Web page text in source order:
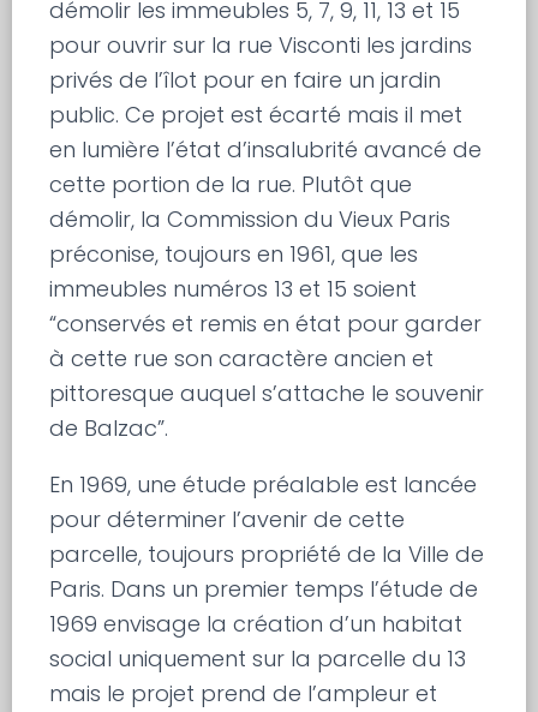
démolir les immeubles 5, 7, 9, 11, 13 et 15
pour ouvrir sur la rue Visconti les jardins
privés de l’îlot pour en faire un jardin
public. Ce projet est écarté mais il met
en lumière l’état d’insalubrité avancé de
cette portion de la rue. Plutôt que
démolir, la Commission du Vieux Paris
préconise, toujours en 1961, que les
immeubles numéros 13 et 15 soient
“conservés et remis en état pour garder
à cette rue son caractère ancien et
pittoresque auquel s’attache le souvenir
de Balzac”.
En 1969, une étude préalable est lancée
pour déterminer l’avenir de cette
parcelle, toujours propriété de la Ville de
Paris. Dans un premier temps l’étude de
1969 envisage la création d’un habitat
social uniquement sur la parcelle du 13
mais le projet prend de l’ampleur et